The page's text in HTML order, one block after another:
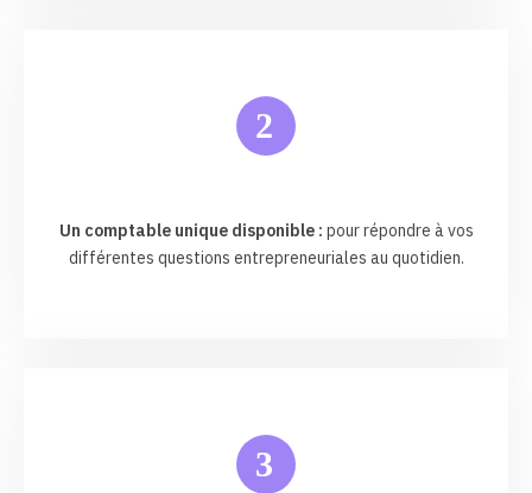
2
Un comptable unique disponible : pour répondre à vos
différentes questions entrepreneuriales au quotidien.
3